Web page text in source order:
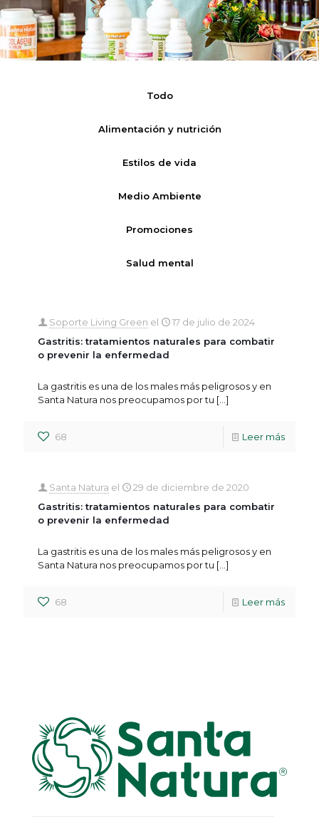
Todo
Alimentación y nutrición
Estilos de vida
Medio Ambiente
Promociones
Salud mental
Soporte Living Green el
17 de julio de 2024
Gastritis: tratamientos naturales para combatir
o prevenir la enfermedad
La gastritis es una de los males más peligrosos y en
Santa Natura nos preocupamos por tu […]
68 Leer más
Santa Natura el
29 de diciembre de 2020
Gastritis: tratamientos naturales para combatir
o prevenir la enfermedad
La gastritis es una de los males más peligrosos y en
Santa Natura nos preocupamos por tu […]
68 Leer más